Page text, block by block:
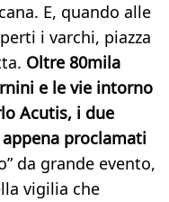
E, quando alle
i varchi, piazza
Oltre 80mila
e le vie intorno
Acutis, i due
proclamati
da grande evento,
vigilia che